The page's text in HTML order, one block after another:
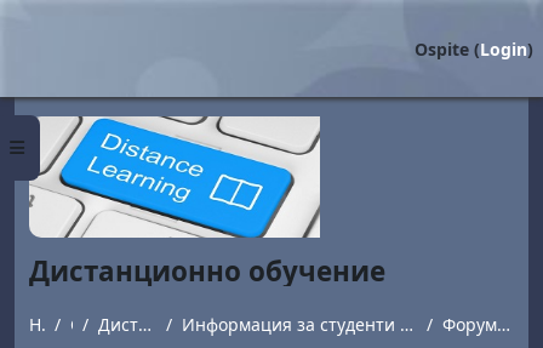
Pannello laterale
Ospite (Login)
Дистанционно обучение
Home Corsi Дистанционно обучение Информация за студенти обучаващи се в програми с дистанционна форма на обучение. Форум за въпроси и отговори